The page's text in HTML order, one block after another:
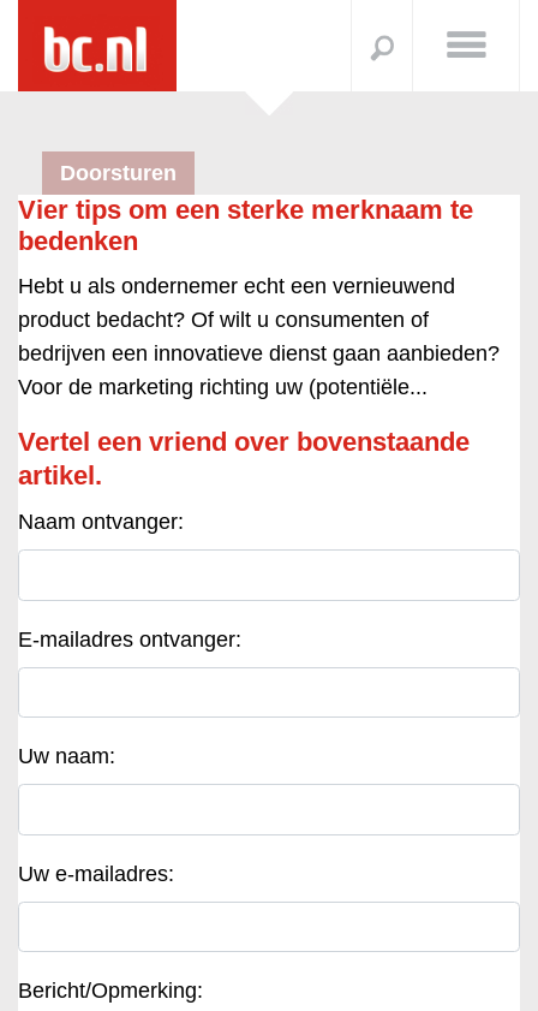
Doorsturen
Vier tips om een sterke merknaam te
bedenken
Hebt u als ondernemer echt een vernieuwend
product bedacht? Of wilt u consumenten of
bedrijven een innovatieve dienst gaan aanbieden?
Voor de marketing richting uw (potentiële...
Vertel een vriend over bovenstaande
artikel.
Naam ontvanger:
E-mailadres ontvanger:
Uw naam:
Uw e-mailadres:
Bericht/Opmerking: